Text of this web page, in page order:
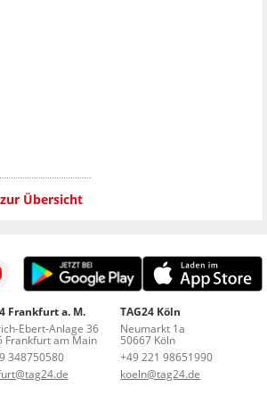
Übersicht
Frankfurt a. M.
Ebert-Anlage 36
Frankfurt am Main
348750580
TAG24 Köln
Neumarkt 1a
50667 Köln
+49 221 98651990
koeln@tag24.de